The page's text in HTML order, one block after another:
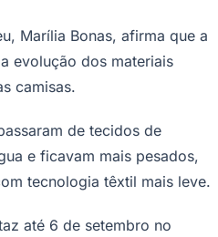
Marília Bonas, afirma que a
evolução dos materiais
camisas.
de tecidos de
e ficavam mais pesados,
tecnologia têxtil mais leve.
até 6 de setembro no